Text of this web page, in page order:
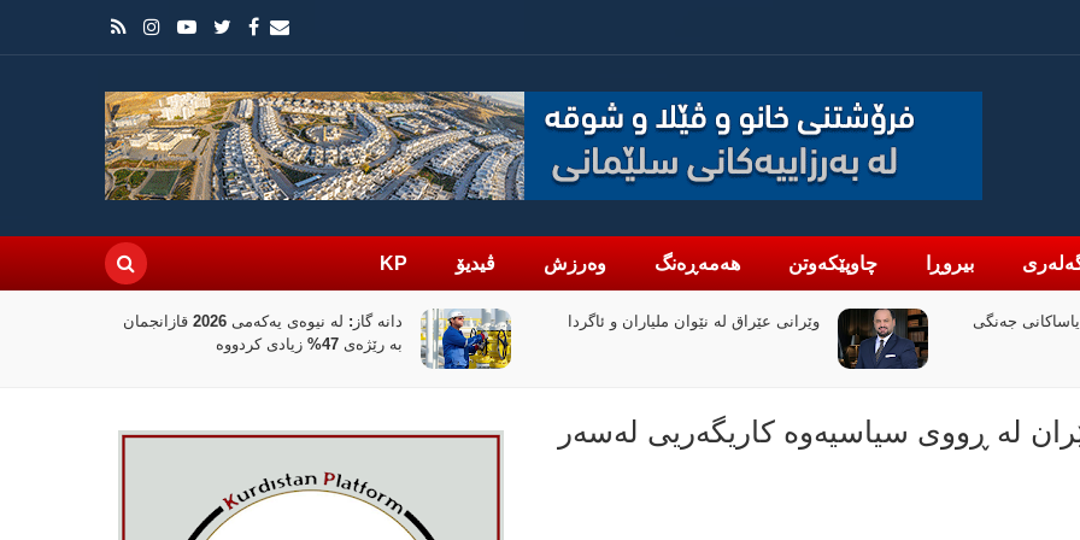
بیروڕا چاوپێکەوتن هەمەڕەنگ وەرزش ڤیدیۆ KP
و ئاگردا
دانە گاز: لە نیوەی یەکەمی 2026 قازانجمان
بانکی جیهانی 100 ملیۆن دۆلار بۆ
نوێکردنەوەی کەرتی دارایی سووریا تەرخان
لە ڕووی سیاسیەوە کاریگەریی لەسەر